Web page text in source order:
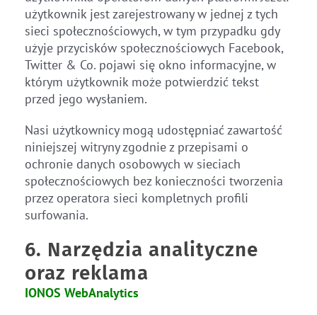
użytkownik jest zarejestrowany w jednej z tych
sieci społecznościowych, w tym przypadku gdy
użyje przycisków społecznościowych Facebook,
Twitter & Co. pojawi się okno informacyjne, w
którym użytkownik może potwierdzić tekst
przed jego wysłaniem.
Nasi użytkownicy mogą udostępniać zawartość
niniejszej witryny zgodnie z przepisami o
ochronie danych osobowych w sieciach
społecznościowych bez konieczności tworzenia
przez operatora sieci kompletnych profili
surfowania.
6. Narzędzia analityczne
oraz reklama
IONOS WebAnalytics